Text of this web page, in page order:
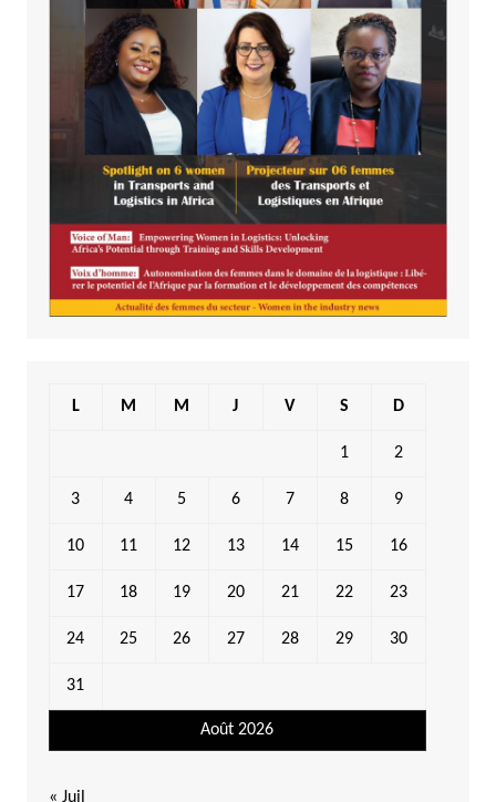
Août 2026
L M M J V S D
1 2
3 4 5 6 7 8 9
10 11 12 13 14 15 16
17 18 19 20 21 22 23
24 25 26 27 28 29 30
31
« Juil